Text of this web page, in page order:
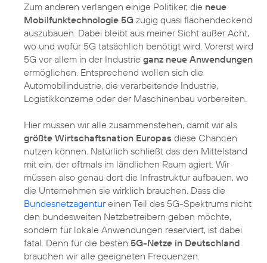
Zum anderen verlangen einige Politiker, die neue
Mobilfunktechnologie 5G zügig quasi flächendeckend
auszubauen. Dabei bleibt aus meiner Sicht außer Acht,
wo und wofür 5G tatsächlich benötigt wird. Vorerst wird
5G vor allem in der Industrie ganz neue Anwendungen
ermöglichen. Entsprechend wollen sich die
Automobilindustrie, die verarbeitende Industrie,
Logistikkonzerne oder der Maschinenbau vorbereiten.
Hier müssen wir alle zusammenstehen, damit wir als
größte Wirtschaftsnation Europas diese Chancen
nutzen können. Natürlich schließt das den Mittelstand
mit ein, der oftmals im ländlichen Raum agiert. Wir
müssen also genau dort die Infrastruktur aufbauen, wo
die Unternehmen sie wirklich brauchen. Dass die
Bundesnetzagentureinen Teil des 5G-Spektrums nicht
den bundesweiten Netzbetreibern geben möchte,
sondern für lokale Anwendungen reserviert, ist dabei
fatal. Denn für die besten 5G-Netze in Deutschland
brauchen wir alle geeigneten Frequenzen.